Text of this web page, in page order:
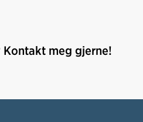
Kontakt meg gjerne!